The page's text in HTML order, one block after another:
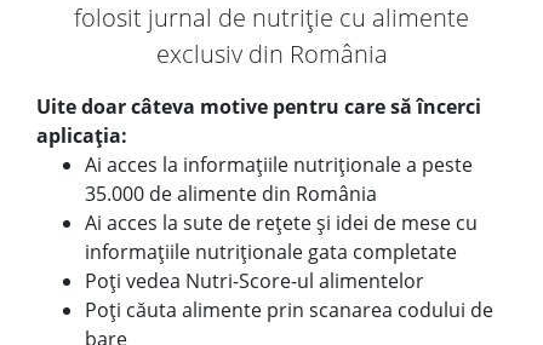
folosit jurnal de nutriție cu alimente
exclusiv din România
Uite doar câteva motive pentru care să încerci
aplicația:
Ai acces la informațiile nutriționale a peste
35.000 de alimente din România
Ai acces la sute de rețete și idei de mese cu
informațiile nutriționale gata completate
Poți vedea Nutri-Score-ul alimentelor
Poți căuta alimente prin scanarea codului de
bare